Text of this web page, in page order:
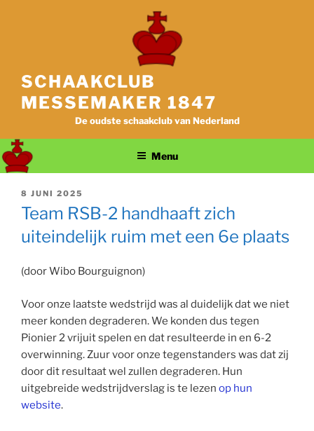
SCHAAKCLUB
MESSEMAKER 1847
De oudste schaakclub van Nederland
Menu
GEPLAATST
OP
8 JUNI 2025
Team RSB-2 handhaaft zich
uiteindelijk ruim met een 6e plaats
(door Wibo Bourguignon)
Voor onze laatste wedstrijd was al duidelijk dat we niet
meer konden degraderen. We konden dus tegen
Pionier 2 vrijuit spelen en dat resulteerde in en 6-2
overwinning. Zuur voor onze tegenstanders was dat zij
door dit resultaat wel zullen degraderen. Hun
uitgebreide wedstrijdverslag is te lezen op hun
website.